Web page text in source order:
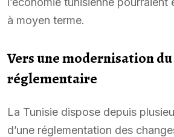
à moyen terme.
Vers une modernisation
réglementaire
La Tunisie dispose depuis
d’une réglementation des